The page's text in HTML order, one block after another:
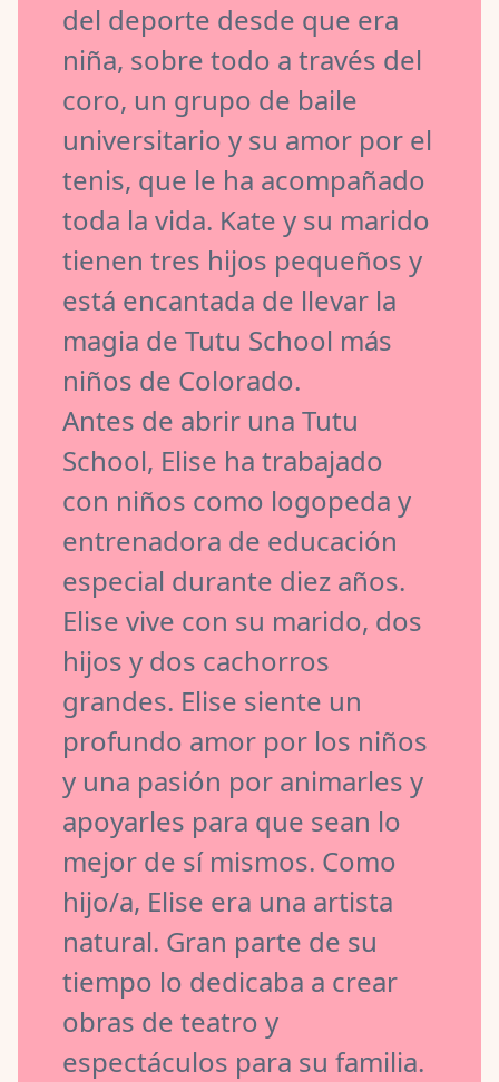
del deporte desde que era
niña, sobre todo a través del
coro, un grupo de baile
universitario y su amor por el
tenis, que le ha acompañado
toda la vida. Kate y su marido
tienen tres hijos pequeños y
está encantada de llevar la
magia de Tutu School más
niños de Colorado.
Antes de abrir una Tutu
School, Elise ha trabajado
con niños como logopeda y
entrenadora de educación
especial durante diez años.
Elise vive con su marido, dos
hijos y dos cachorros
grandes. Elise siente un
profundo amor por los niños
y una pasión por animarles y
apoyarles para que sean lo
mejor de sí mismos. Como
hijo/a, Elise era una artista
natural. Gran parte de su
tiempo lo dedicaba a crear
obras de teatro y
espectáculos para su familia.